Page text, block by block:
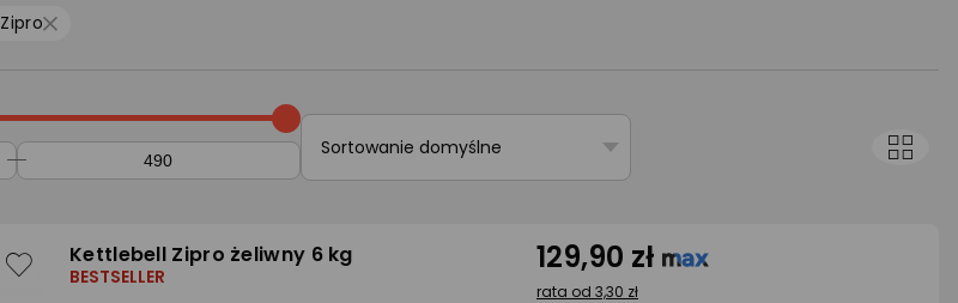
Zipro
Sortowanie domyślne
Kettlebell Zipro żeliwny 6 kg
BESTSELLER
129,90 zł
rata od 3,30 zł